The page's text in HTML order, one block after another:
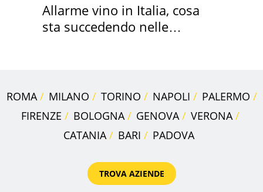
Allarme vino in Italia, cosa
sta succedendo nelle
ROMA MILANO TORINO NAPOLI
PALERMO
FIRENZE
BOLOGNA GENOVA
VERONA
CATANIA
BARI PADOVA
TROVA AZIENDE